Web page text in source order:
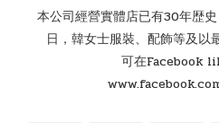
本公司經營實體店已有30年歴
日，韓女士服裝、配飾等及以
可在Facebook